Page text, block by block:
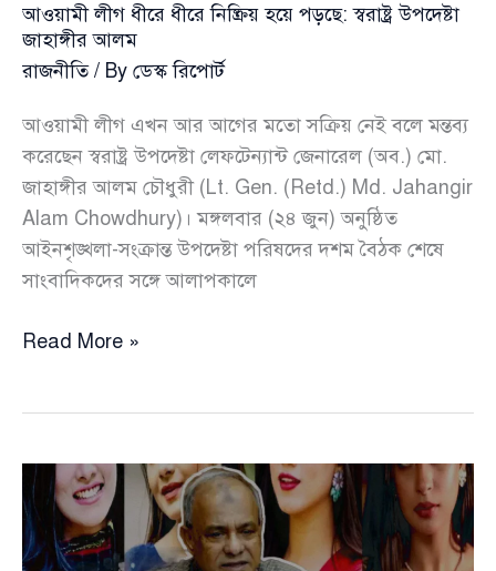
আওয়ামী লীগ ধীরে ধীরে নিষ্ক্রিয় হয়ে পড়ছে: স্বরাষ্ট্র উপদেষ্টা
জাহাঙ্গীর আলম
রাজনীতি/ By ডেস্ক রিপোর্ট
আওয়ামী লীগ এখন আর আগের মতো সক্রিয় নেই বলে মন্তব্য
করেছেন স্বরাষ্ট্র উপদেষ্টা লেফটেন্যান্ট জেনারেল (অব.) মো.
জাহাঙ্গীর আলম চৌধুরী (Lt. Gen. (Retd.) Md. Jahangir
Alam Chowdhury)। মঙ্গলবার (২৪ জুন) অনুষ্ঠিত
আইনশৃঙ্খলা-সংক্রান্ত উপদেষ্টা পরিষদের দশম বৈঠক শেষে
সাংবাদিকদের সঙ্গে আলাপকালে
আওয়ামী
নিষ্ক্রিয়
হয়ে
পড়ছে:
স্বরাষ্ট্র
Read More »